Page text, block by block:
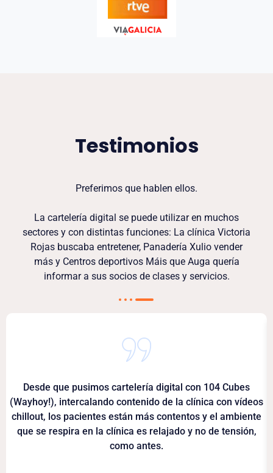
Testimonios
Preferimos que hablen ellos.
La cartelería digital se puede utilizar en muchos
sectores y con distintas funciones: La clínica Victoria
Rojas buscaba entretener, Panadería Xulio vender
más y Centros deportivos Máis que Auga quería
informar a sus socios de clases y servicios.
Desde que pusimos cartelería digital con 104 Cubes
(Wayhoy!), intercalando contenido de la clínica con vídeos
chillout, los pacientes están más contentos y el ambiente
que se respira en la clínica es relajado y no de tensión,
como antes.